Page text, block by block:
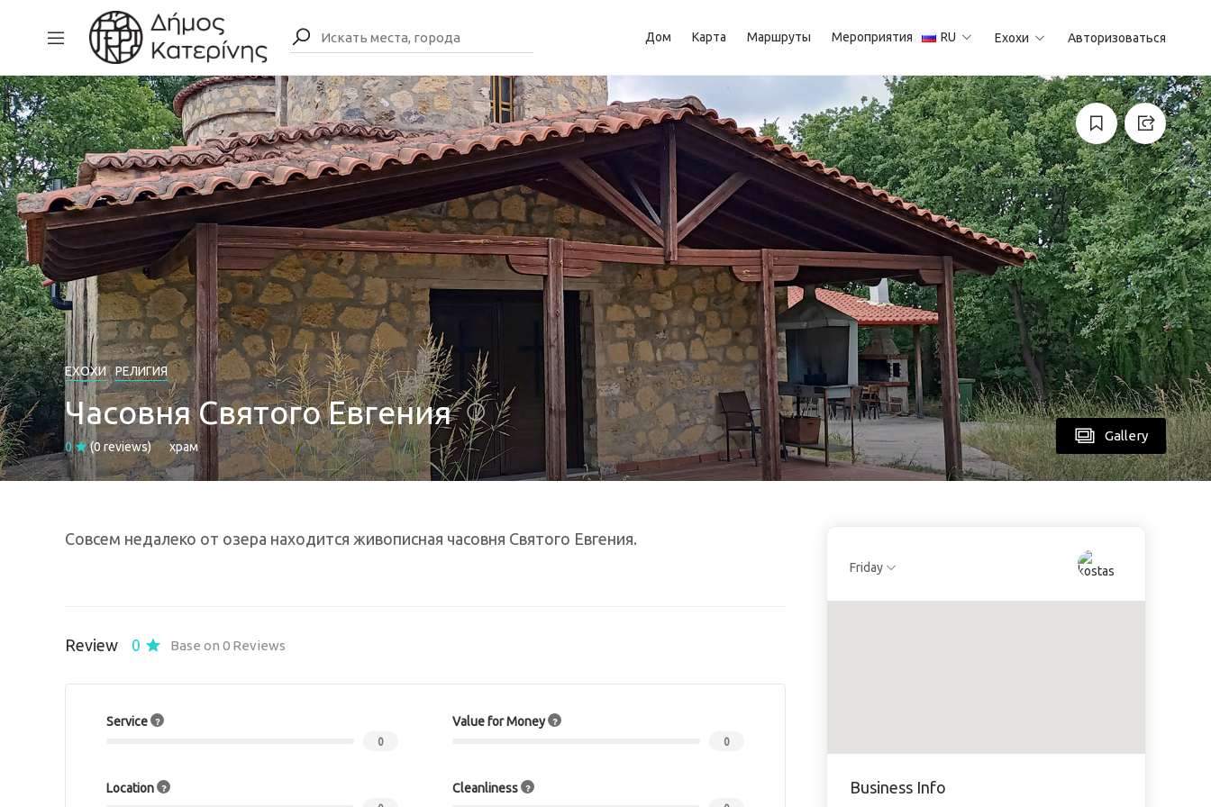
Дом Карта Маршруты Мероприятия RU Ехохи Авторизоваться
Gallery
ЕХОХИ РЕЛИГИЯ
Часовня Святого Евгения
0 (0 reviews) храм
Совсем недалеко от озера находится живописная часовня Святого Евгения.
Review 0 Base on 0 Reviews
Service
0
Value for Money
0
Location Cleanliness
Friday
Business Info